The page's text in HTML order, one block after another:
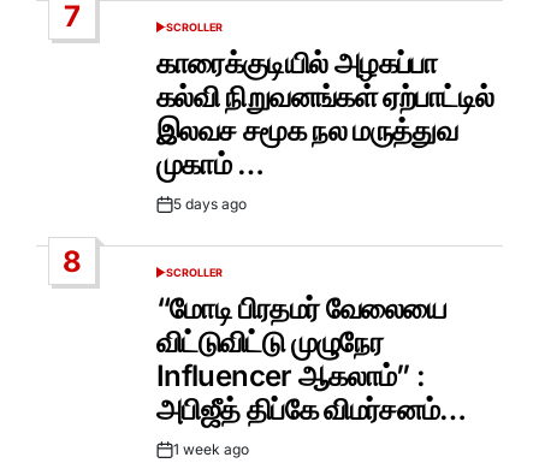
7
POSTED
SCROLLER
காரைக்குடியில் அழகப்பா
கல்வி நிறுவனங்கள் ஏற்பாட்டில்
இலவச சமூக நல மருத்துவ
முகாம் …
Post5 days ago
8
POSTED
SCROLLER
“மோடி பிரதமர் வேலையை
விட்டுவிட்டு முழுநேர
Influencer ஆகலாம்” :
அபிஜீத் திப்கே விமர்சனம்…
Post1 week ago